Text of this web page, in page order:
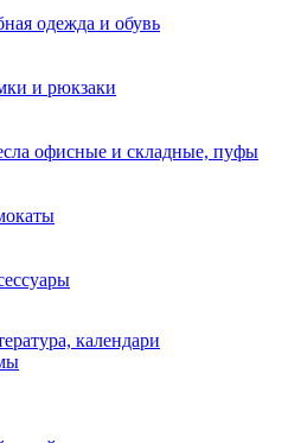
одежда и обувь
и рюкзаки
офисные и складные, пуфы
календари